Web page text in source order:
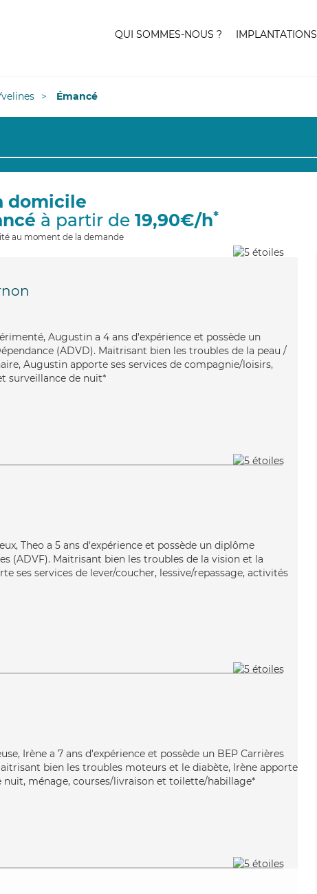
QUI SOMMES-NOUS ? IMPLANTATIONS
Émancé
domicile
à partir de 19,90€/h*
au moment de la demande
Augustin a 4 ans d'expérience et possède un
(ADVD). Maitrisant bien les troubles de la peau /
Augustin apporte ses services de compagnie/loisirs,
surveillance de nuit*
Theo a 5 ans d'expérience et possède un diplôme
(ADVF). Maitrisant bien les troubles de la vision et la
ses services de lever/coucher, lessive/repassage, activités
Irène a 7 ans d'expérience et possède un BEP Carrières
bien les troubles moteurs et le diabète, Irène apporte
nuit, ménage, courses/livraison et toilette/habillage*